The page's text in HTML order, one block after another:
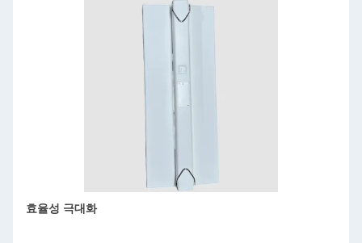
지능형 ECU 프로토타입 제조에 대한 고급 CNC 프레이싱